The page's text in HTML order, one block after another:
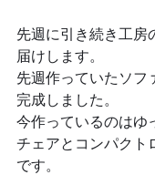
先週に引き続き工房
届けします。
先週作っていたソフ
完成しました。
今作っているのはゆ
チェアとコンパクト
です。